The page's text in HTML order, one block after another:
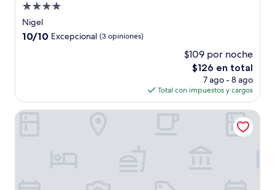
Propiedad
de
4.0
Nigel
10.0
10/10 Excepcional (3 opiniones)
$109 por noche
El
precio
actual
es
de
$126 en total
7 ago - 8 ago
Total con impuestos y cargos
The Vaal Guesthouse